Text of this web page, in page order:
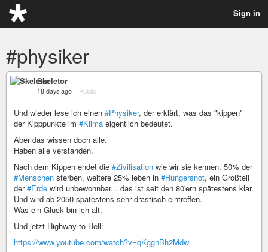
Sign in
#physiker
Skeletor
18 days ago – Public
Und wieder lese ich einen #Physiker, der erklärt, was das "kippen"
der Kipppunkte im #Klima eigentlich bedeutet.
Aber das wissen doch alle.
Haben alle verstanden.
Nach dem Kippen endet die #Zivilisation wie wir sie kennen, 50% der
#Menschen sterben, weitere 25% leben in #Hungersnot, ein Großteil
der#Erde wird unbewohnbar... das ist seit den 80'ern spätestens klar.
Und wird ab 2050 spätestens sehr drastisch eintreffen.
Was ein Glück bin ich alt.
Und jetzt Highway to Hell:
https://www.youtube.com/watch?v=qKggnBh2Mdw